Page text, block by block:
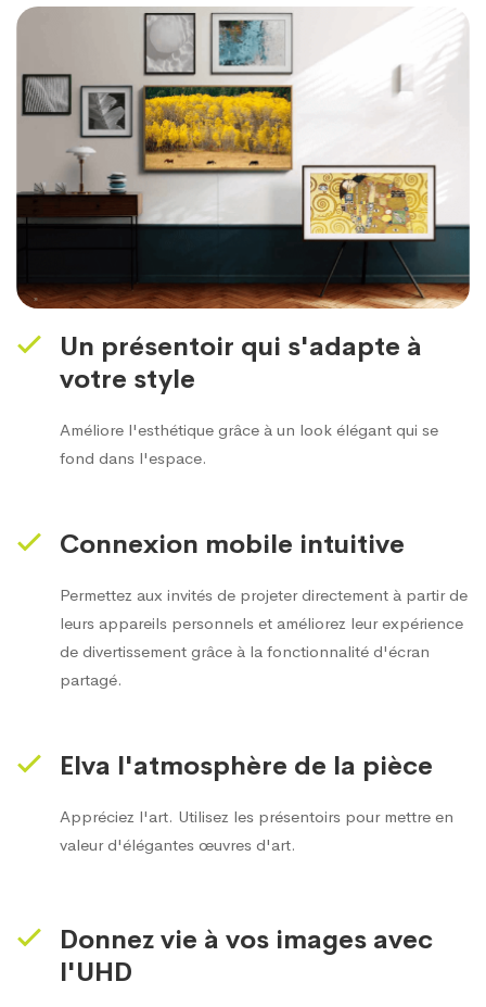
Un présentoir qui s'adapte à
votre style
Améliore l'esthétique grâce à un look élégant qui se
fond dans l'espace.
Connexion mobile intuitive
Permettez aux invités de projeter directement à partir de
leurs appareils personnels et améliorez leur expérience
de divertissement grâce à la fonctionnalité d'écran
partagé.
Elva l'atmosphère de la pièce
Appréciez l'art. Utilisez les présentoirs pour mettre en
valeur d'élégantes œuvres d'art.
Donnez vie à vos images avec
l'UHD